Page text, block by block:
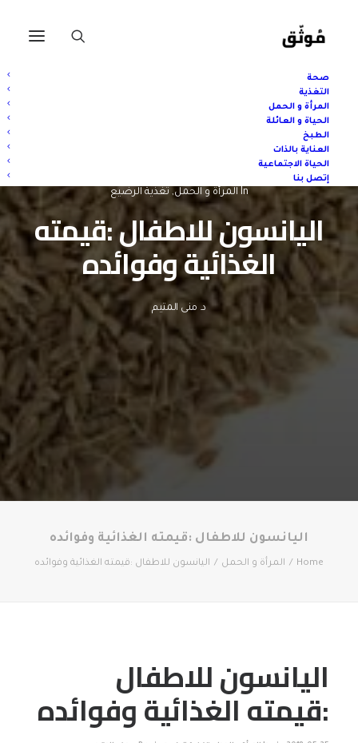
صحة
التغذية
المرأة و الحمل
الحياة و العائلة
الطبخ
العناية بالذات
الحياة الاجتماعية
إتصل بنا
In المرأة و الحمل, تغذية الرضيع
اليانسون للاطفال :قيمته
الغذائية وفوائده
د. منى المتيم
اليانسون للاطفال :قيمته الغذائية وفوائده
Home المرأة و الحمل اليانسون للاطفال :قيمته الغذائية وفوائده
اليانسون للاطفال
:قيمته الغذائية وفوائده